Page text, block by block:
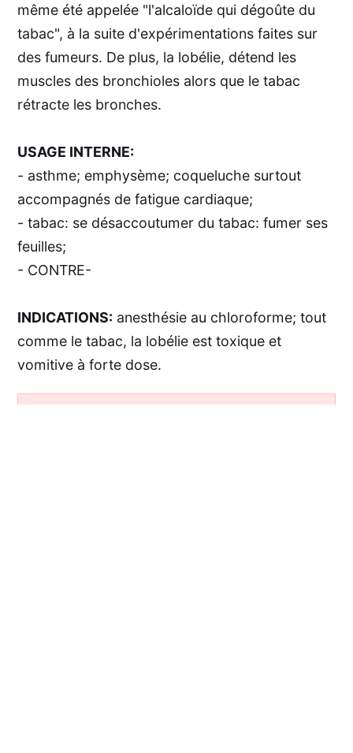
même été appelée "l'alcaloïde qui dégoûte du
tabac", à la suite d'expérimentations faites sur
des fumeurs. De plus, la lobélie, détend les
muscles des bronchioles alors que le tabac
rétracte les bronches.
USAGE INTERNE:
- asthme; emphysème; coqueluche surtout
accompagnés de fatigue cardiaque;
- tabac: se désaccoutumer du tabac: fumer ses
feuilles;
- CONTRE-
INDICATIONS: anesthésie au chloroforme; tout
comme le tabac, la lobélie est toxique et
vomitive à forte dose.